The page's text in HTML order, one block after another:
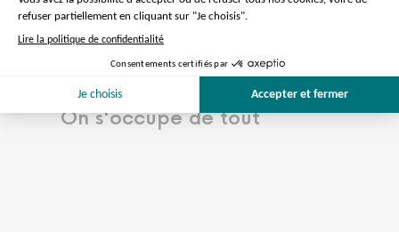
Lire la suite...Afficher moins
Préparation de la visite
On s'occupe de tout